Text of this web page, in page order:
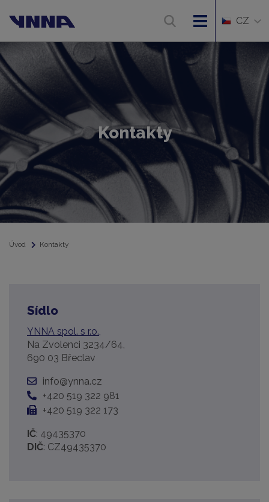
CZ
Kontakty
Úvod Kontakty
Sídlo
YNNA spol. s r.o.,
Na Zvolenci 3234/64,
690 03 Břeclav
info@ynna.cz
+420 519 322 981
+420 519 322 173
IČ: 49435370
DIČ: CZ49435370